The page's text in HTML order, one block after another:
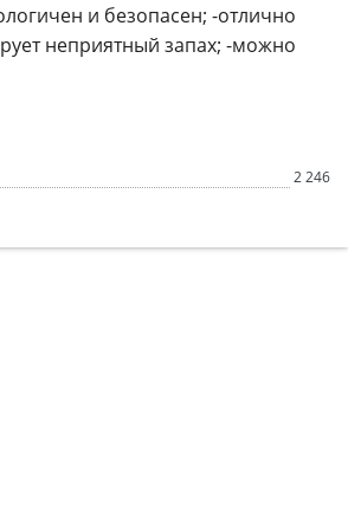
и безопасен; -отлично
неприятный запах; -можно
2 246